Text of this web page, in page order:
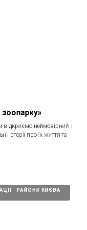
зоопарку»
неймовірний і
історії про їх життя та
РАЙОНИ КИЄВА